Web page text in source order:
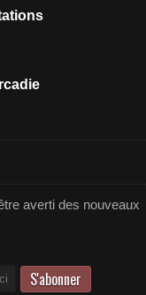
averti des nouveaux